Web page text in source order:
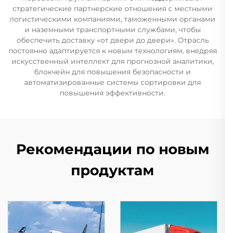
стратегические партнерские отношения с местными
логистическими компаниями, таможенными органами
и наземными транспортными службами, чтобы
обеспечить доставку «от двери до двери». Отрасль
постоянно адаптируется к новым технологиям, внедряя
искусственный интеллект для прогнозной аналитики,
блокчейн для повышения безопасности и
автоматизированные системы сортировки для
повышения эффективности.
Рекомендации по новым
продуктам